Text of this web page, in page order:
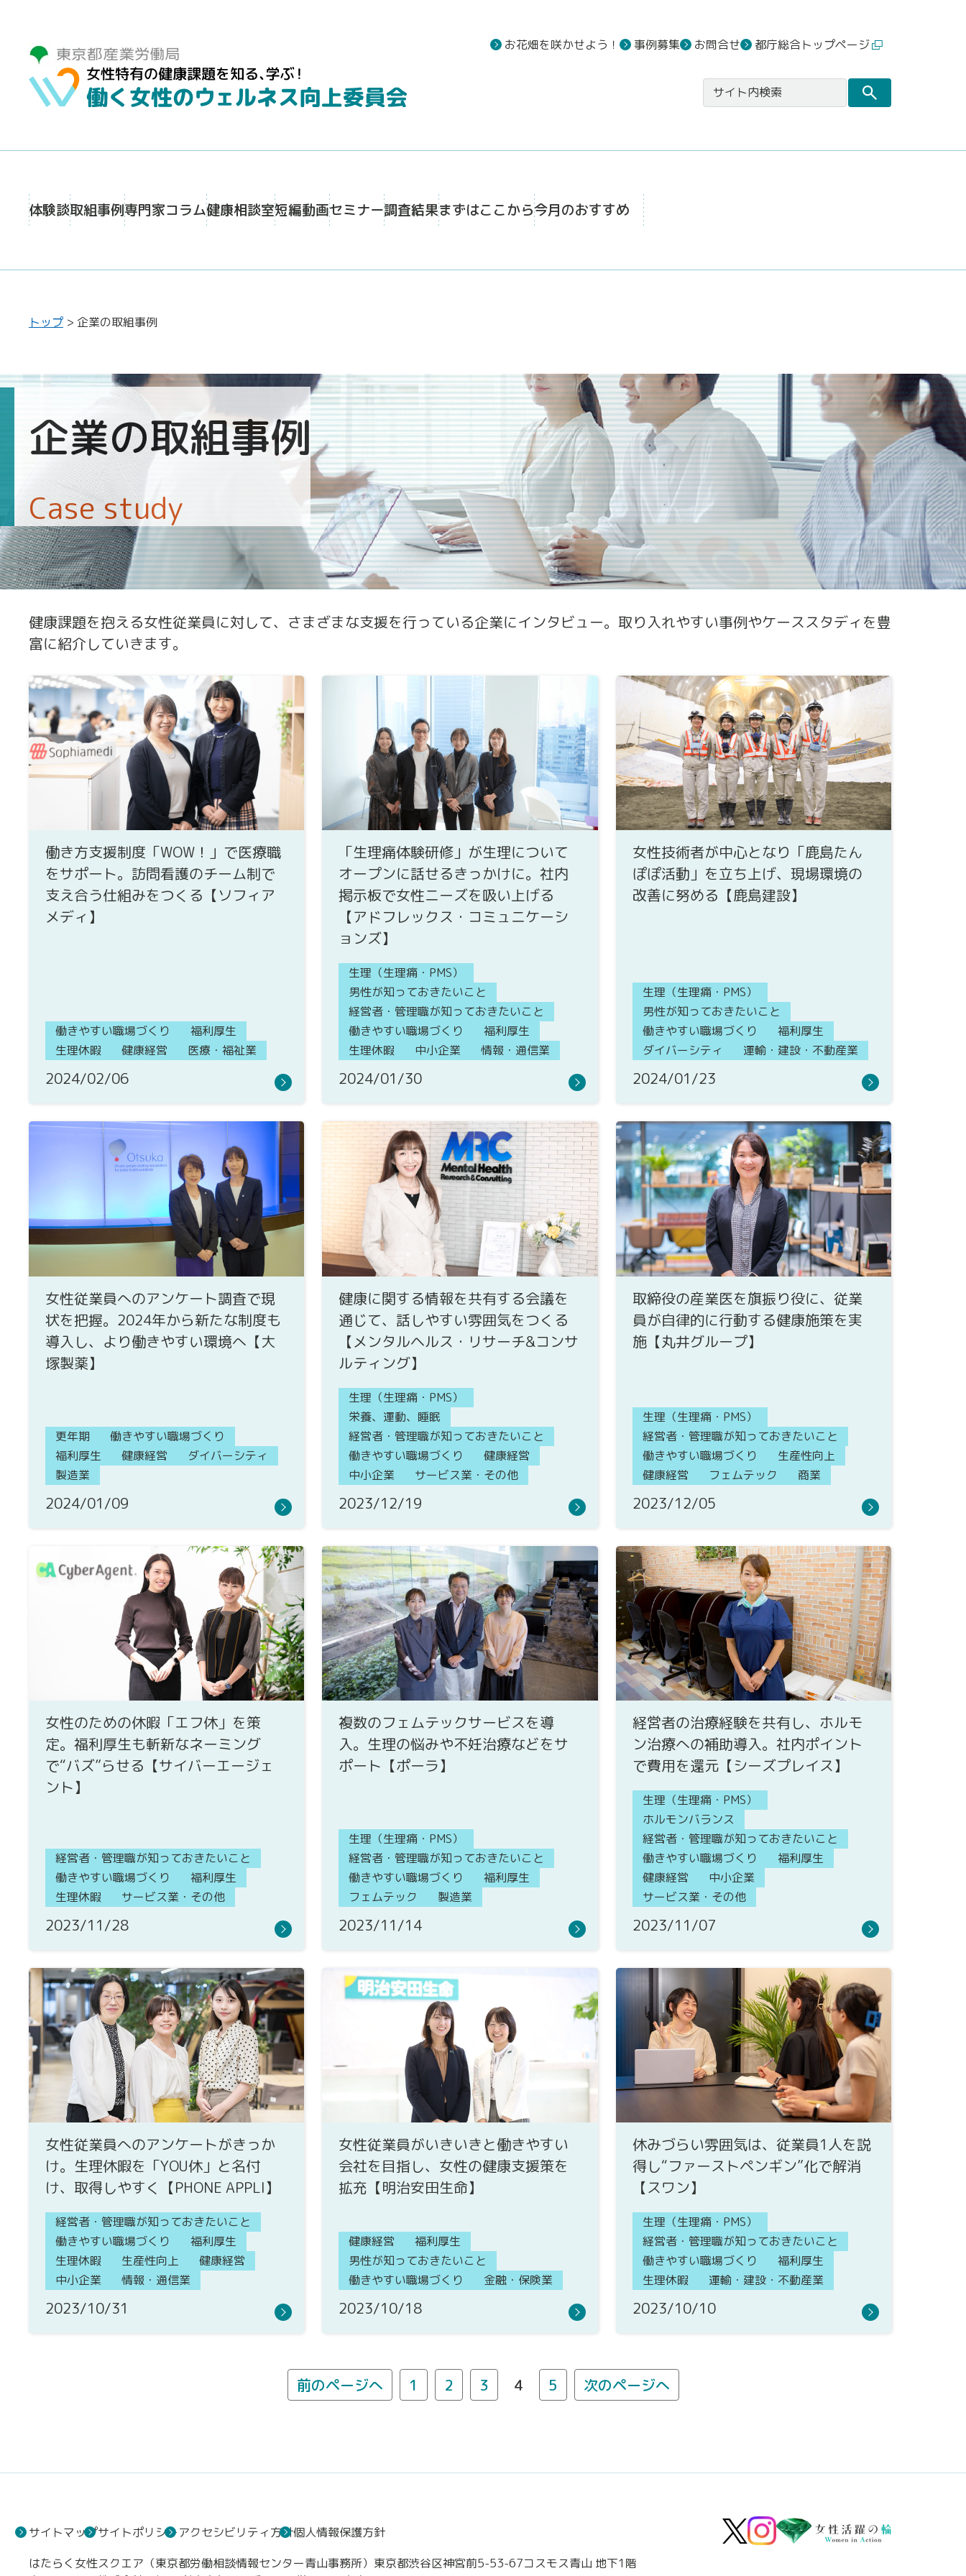
お花畑を咲かせよう！ 事例募集 お問合せ 都庁総合トップページ
体験談取組事例専門家コラム健康相談室短編動画セミナー調査結果まずはここから今月のおすすめ
トップ > 企業の取組事例
企業の取組事例
Case study
健康課題を抱える女性従業員に対して、さまざまな支援を行っている企業にインタビュー。取り入れやすい事例やケーススタディを豊
富に紹介していきます。
働き方支援制度「WOW！」で医療職
をサポート。訪問看護のチーム制で
支え合う仕組みをつくる【ソフィア
メディ】
働きやすい職場づくり
福利厚生
生理休暇
健康経営 医療・福祉業
2024/02/06
「生理痛体験研修」が生理について
オープンに話せるきっかけに。社内
掲示板で女性ニーズを吸い上げる
【アドフレックス・コミュニケーシ
ョンズ】
生理（生理痛・PMS）
男性が知っておきたいこと
経営者・管理職が知っておきたいこと
働きやすい職場づくり
福利厚生
生理休暇
中小企業 情報・通信業
2024/01/30
女性技術者が中心となり「鹿島たん
ぽぽ活動」を立ち上げ、現場環境の
改善に努める【鹿島建設】
生理（生理痛・PMS）
男性が知っておきたいこと
働きやすい職場づくり
福利厚生
ダイバーシティ
運輸・建設・不動産業
2024/01/23
女性従業員へのアンケート調査で現
状を把握。2024年から新たな制度も
導入し、より働きやすい環境へ【大
塚製薬】
更年期
働きやすい職場づくり
福利厚生
健康経営
ダイバーシティ
製造業
2024/01/09
健康に関する情報を共有する会議を
通じて、話しやすい雰囲気をつくる
【メンタルヘルス・リサーチ&コンサ
ルティング】
生理（生理痛・PMS）
栄養、運動、睡眠
経営者・管理職が知っておきたいこと
働きやすい職場づくり
健康経営
中小企業
サービス業・その他
2023/12/19
取締役の産業医を旗振り役に、従業
員が自律的に行動する健康施策を実
施【丸井グループ】
生理（生理痛・PMS）
経営者・管理職が知っておきたいこと
働きやすい職場づくり
生産性向上
健康経営
フェムテック 商業
2023/12/05
女性のための休暇「エフ休」を策
定。福利厚生も斬新なネーミング
で“バズ”らせる【サイバーエージェ
ント】
経営者・管理職が知っておきたいこと
働きやすい職場づくり
福利厚生
生理休暇
サービス業・その他
2023/11/28
複数のフェムテックサービスを導
入。生理の悩みや不妊治療などをサ
ポート【ポーラ】
生理（生理痛・PMS）
経営者・管理職が知っておきたいこと
働きやすい職場づくり
福利厚生
フェムテック
製造業
2023/11/14
経営者の治療経験を共有し、ホルモ
ン治療への補助導入。社内ポイント
で費用を還元【シーズプレイス】
生理（生理痛・PMS）
ホルモンバランス
経営者・管理職が知っておきたいこと
働きやすい職場づくり
福利厚生
健康経営
中小企業
サービス業・その他
2023/11/07
女性従業員へのアンケートがきっか
け。生理休暇を「YOU休」と名付
け、取得しやすく【PHONE APPLI】
経営者・管理職が知っておきたいこと
働きやすい職場づくり
福利厚生
生理休暇
生産性向上
健康経営
中小企業
情報・通信業
2023/10/31
女性従業員がいきいきと働きやすい
会社を目指し、女性の健康支援策を
拡充【明治安田生命】
健康経営
福利厚生
男性が知っておきたいこと
働きやすい職場づくり
金融・保険業
2023/10/18
休みづらい雰囲気は、従業員1人を説
得し“ファーストペンギン”化で解消
【スワン】
生理（生理痛・PMS）
経営者・管理職が知っておきたいこと
働きやすい職場づくり
福利厚生
生理休暇
運輸・建設・不動産業
2023/10/10
前のページへ 1 2 3 4 5 次のページへ
サイトマップサイトポリシーアクセシビリティ方針個人情報保護方針
はたらく女性スクエア（東京都労働相談情報センター青山事務所）東京都渋谷区神宮前5-53-67コスモス青山 地下1階